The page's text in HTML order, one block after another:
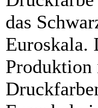
das
Euroskala.
Produktion